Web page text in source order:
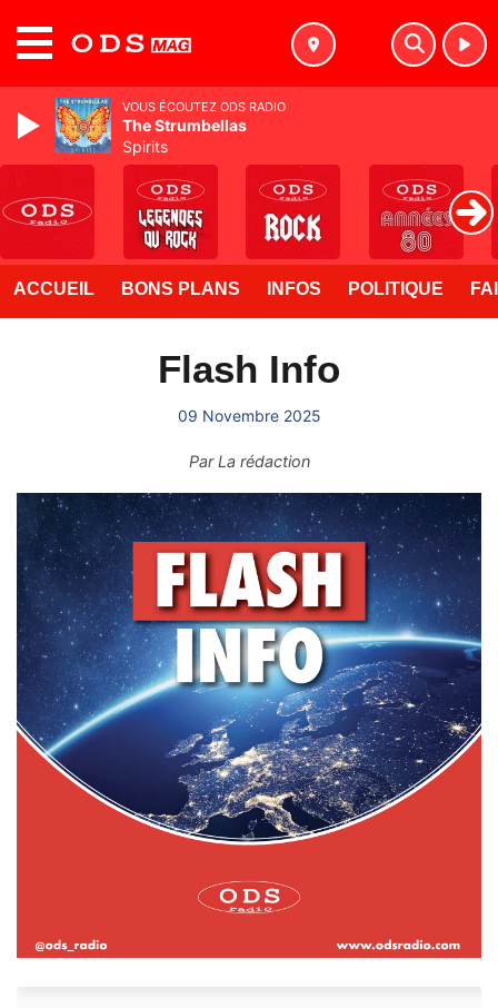
ACCUEIL BONS PLANS INFOS POLITIQUE
Flash Info
09 Novembre 2025
ParLa rédaction
VOUS ÉCOUTEZ ODS RADIO
The Strumbellas
Spirits